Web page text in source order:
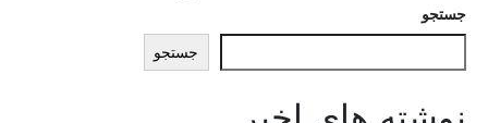
جستجو
جستجو